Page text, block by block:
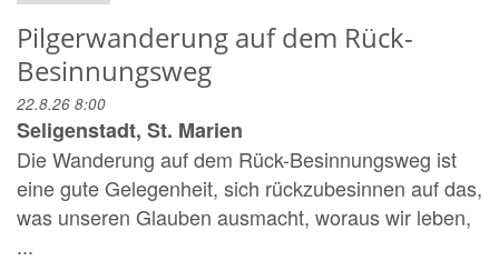
Pilgerwanderung auf dem Rück-
Besinnungsweg
22.8.26 8:00
Seligenstadt, St. Marien
Die Wanderung auf dem Rück-Besinnungsweg ist
eine gute Gelegenheit, sich rückzubesinnen auf das,
was unseren Glauben ausmacht, woraus wir leben,
...